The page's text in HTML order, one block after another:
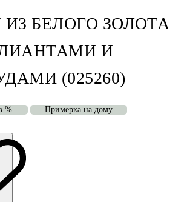
ИЗ БЕЛОГО ЗОЛОТА
И
(025260)
% Примерка на дому